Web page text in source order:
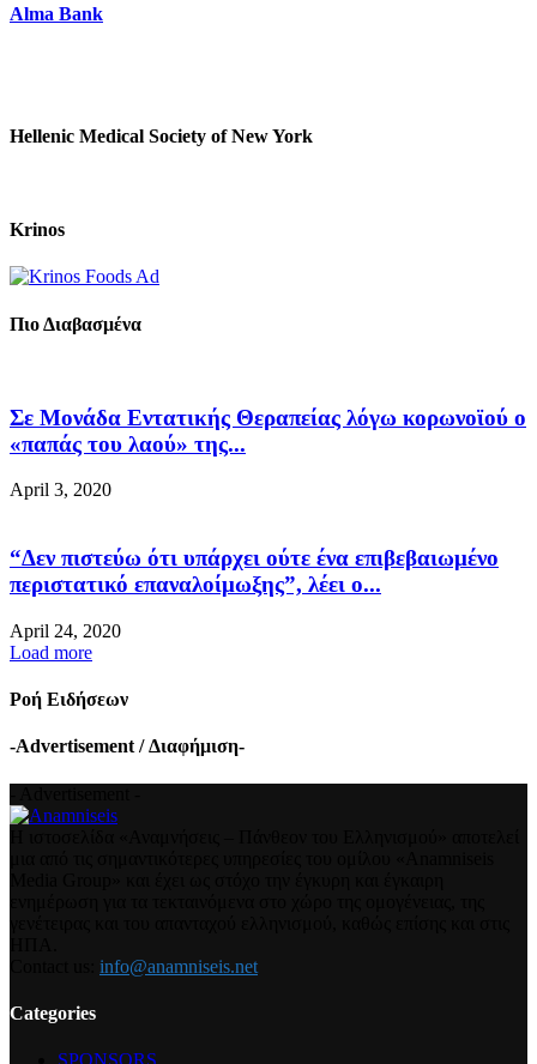
Alma Bank
Hellenic Medical Society of New York
Krinos
Πιο Διαβασμένα
Σε Μονάδα Εντατικής Θεραπείας λόγω κορωνοϊού ο
«παπάς του λαού» της...
April 3, 2020
“Δεν πιστεύω ότι υπάρχει ούτε ένα επιβεβαιωμένο
περιστατικό επαναλοίμωξης”, λέει ο...
April 24, 2020
Load more
Ροή Ειδήσεων
-Advertisement / Διαφήμιση-
info@anamniseis.net
Categories
SPONSORS